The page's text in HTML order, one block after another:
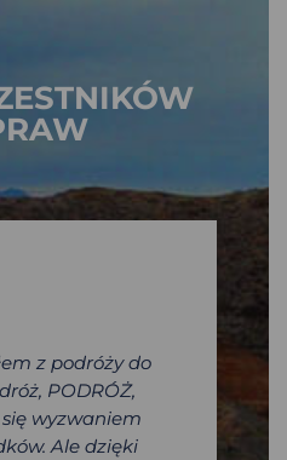
z podróży do
PODRÓŻ,
wyzwaniem
Ale dzięki